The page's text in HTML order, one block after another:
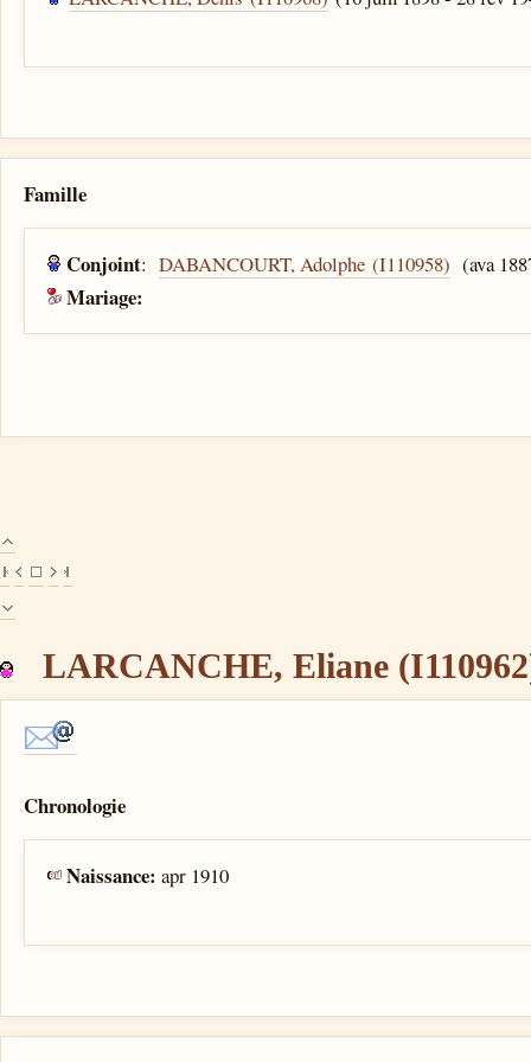
Famille
Conjoint:DABANCOURT, Adolphe (I110958) (ava
Mariage:
LARCANCHE, Eliane
Chronologie
Naissance:apr 1910